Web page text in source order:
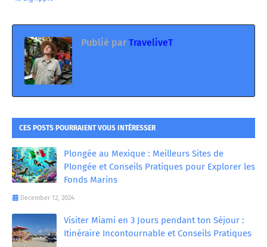
Publié par TraveliveT
CES POSTS POURRAIENT VOUS INTÉRESSER
Plongée au Mexique : Meilleurs Sites de
Plongée et Conseils Pratiques pour Explorer les
Fonds Marins
December 12, 2024
Visiter Miami en 3 Jours pendant ton Séjour :
Itinéraire Incontournable et Conseils Pratiques